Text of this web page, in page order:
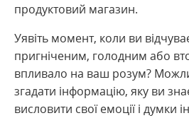
продуктовий магазин.
Уявіть момент, коли ви
пригніченим, голодним або
впливало на ваш розум?
згадати інформацію, яку ви
висловити свої емоції і думки